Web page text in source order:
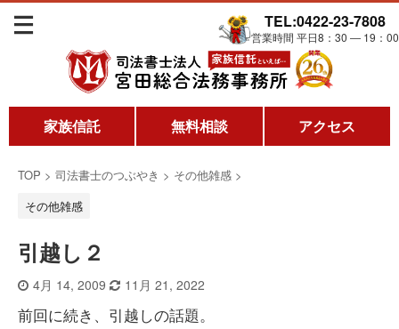
TEL:0422-23-7808
営業時間 平日8：30 ― 19：00
家族信託 無料相談 アクセス
TOP > 司法書士のつぶやき > その他雑感 >
その他雑感
引越し２
4月 14, 2009 11月 21, 2022
前回に続き、引越しの話題。